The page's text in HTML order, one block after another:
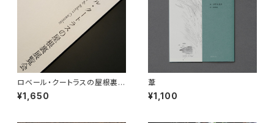
ロベール・クートラスの屋根裏展
覧会
¥1,650
葦
¥1,100